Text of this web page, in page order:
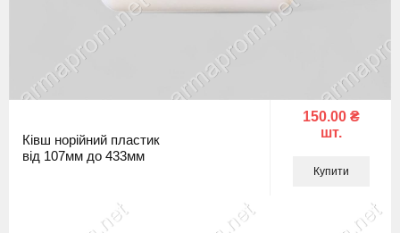
Ківш норійний пластик
від 107мм до 433мм
150.00 ₴
шт.
Купити